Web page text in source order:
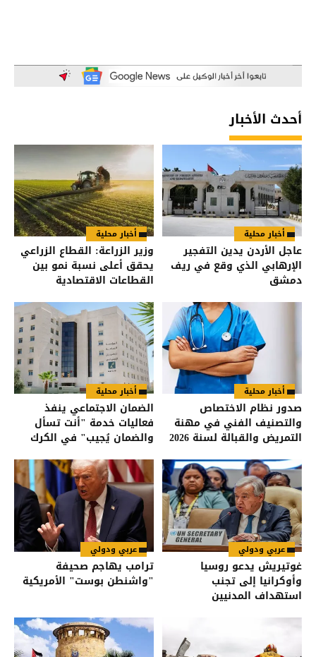
أحدث الأخبار
أخبار محلية
عاجل الأردن يدين التفجير
الإرهابي الذي وقع في ريف
دمشق
أخبار محلية
وزير الزراعة: القطاع الزراعي
يحقق أعلى نسبة نمو بين
القطاعات الاقتصادية
أخبار محلية
صدور نظام الاختصاص
والتصنيف الفني في مهنة
التمريض والقبالة لسنة 2026
أخبار محلية
الضمان الاجتماعي ينفذ
فعاليات خدمة "أنت تسأل
والضمان يُجيب" في الكرك
عربي ودولي
غوتيريش يدعو روسيا
وأوكرانيا إلى تجنب
استهداف المدنيين
عربي ودولي
ترامب يهاجم صحيفة
"واشنطن بوست" الأمريكية